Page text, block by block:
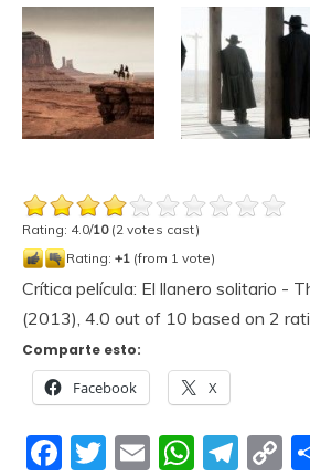
Rating: 4.0/10(2 votes cast)
Rating: +1 (from 1 vote)
Crítica película: El llanero solitario -
(2013), 4.0 out of 10 based on 2
Comparte esto:
Facebook X
Facebook
Twitter
Email